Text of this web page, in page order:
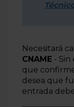
Necesitará
CNAME - Sin
que
desea que
entrada